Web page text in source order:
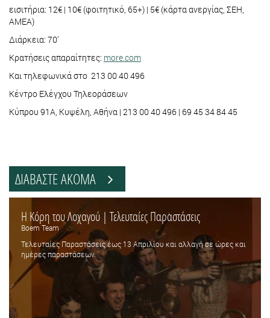
εισιτήρια: 12€ | 10€ (φοιτητικό, 65+) | 5€ (κάρτα ανεργίας, ΣΕΗ,
ΑΜΕΑ)
Διάρκεια: 70’
Κρατήσεις απαραίτητες: more.com
Και τηλεφωνικά στο 213 00 40 496
Κέντρο Ελέγχου Τηλεοράσεων
Κύπρου 91Α, Κυψέλη, Αθήνα | 213 00 40 496 | 69 45 34 84 45
ΔΙΑΒΑΣΤΕ ΑΚΟΜΑ
Η Κόρη του Λοχαγού | Τελευταίες Παραστάσεις
Boem Team
Τελευταίες Παραστάσεις έως 13 Απριλίου και αλλαγή σε ώρες και
ημέρες παραστάσεων.